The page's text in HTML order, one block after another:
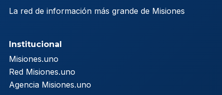
La red de información más grande de Misiones
Institucional
Misiones.uno
Red Misiones.uno
Agencia Misiones.uno